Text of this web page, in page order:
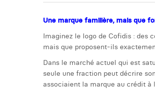
Une marque familière, mais que
Imaginez le logo de Cofidis : des
mais que proposent-ils
Dans le marché actuel qui est
seule une fraction peut décrire
associaient la marque au crédit à